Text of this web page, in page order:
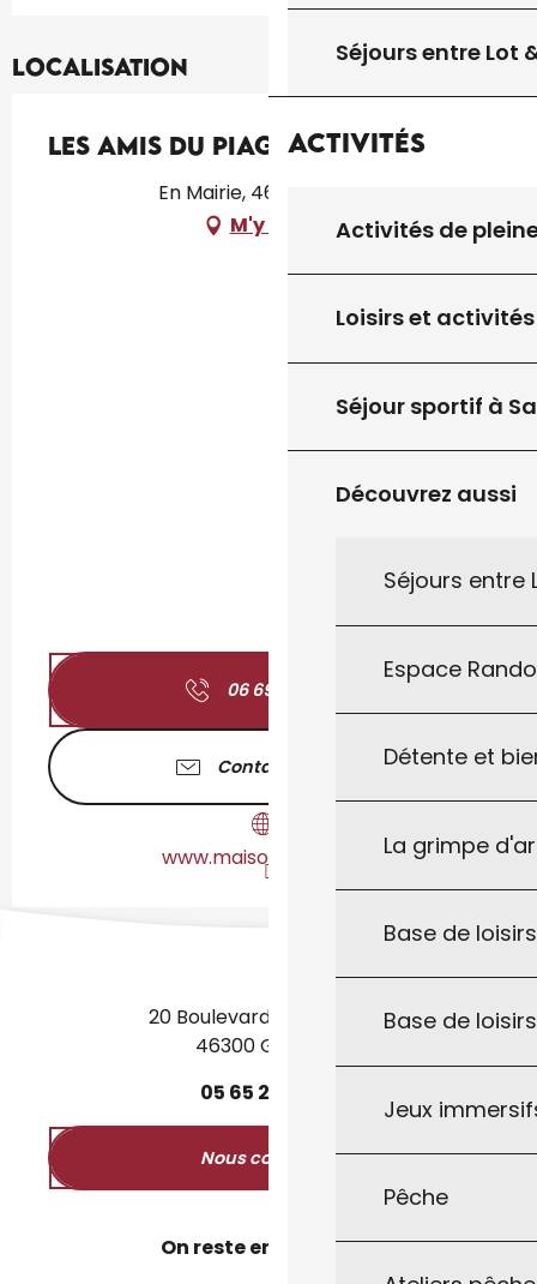
Séjours entre Lot
Activités
Activités de
Loisirs et activités
Séjour sportif à
Découvrez aussi
Séjours entre
Espace
Détente et
La grimpe
Base de
Base de
Jeux
Pêche
Localisation
Les Amis du Piage
En Mairie, 46300 Fajoles
M'y rendre
06 69 06 92
Contactez-nous
www.maisondupiage.fr
20 Boulevard des Martyrs
46300 Gourdon
05 65 27
Nous contacter
On reste en contact ?